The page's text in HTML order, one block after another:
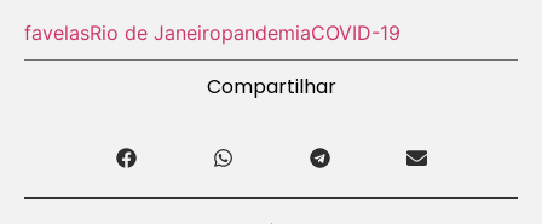
favelasRio de JaneiropandemiaCOVID-19
Compartilhar